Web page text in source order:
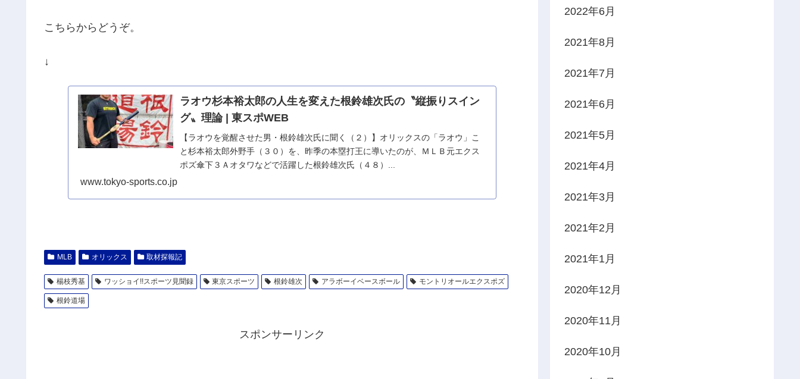
こちらからどうぞ。
↓
ラオウ杉本裕太郎の人生を変えた根鈴雄次氏の〝縦振りスイン
グ〟理論 | 東スポWEB
【ラオウを覚醒させた男・根鈴雄次氏に聞く（２）】オリックスの「ラオウ」こ
と杉本裕太郎外野手（３０）を、昨季の本塁打王に導いたのが、ＭＬＢ元エクス
ポズ傘下３Ａオタワなどで活躍した根鈴雄次氏（４８）...
www.tokyo-sports.co.jp
MLB オリックス 取材探報記
楊枝秀基 ワッショイ!!スポーツ見聞録 東京スポーツ 根鈴雄次 アラボーイベースボール モントリオールエクスポズ
根鈴道場
スポンサーリンク
2022年6月
2021年8月
2021年7月
2021年6月
2021年5月
2021年4月
2021年3月
2021年2月
2021年1月
2020年12月
2020年11月
2020年10月